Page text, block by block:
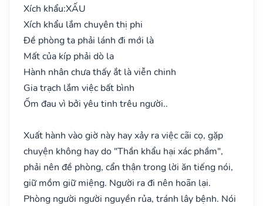
Xích khẩu:XẤU
Xích khẩu lắm chuyên thị phi
Đề phòng ta phải lánh đi mới là
Mất của kíp phải dò la
Hành nhân chưa thấy ắt là viễn chinh
Gia trạch lắm việc bất bình
Ốm đau vì bởi yêu tinh trêu người..
Xuất hành vào giờ này hay xảy ra việc cãi cọ, gặp
chuyện không hay do "Thần khẩu hại xác phầm",
phải nên đề phòng, cẩn thận trong lời ăn tiếng nói,
giữ mồm giữ miệng. Người ra đi nên hoãn lại.
Phòng người người nguyền rủa, tránh lây bệnh. Nói